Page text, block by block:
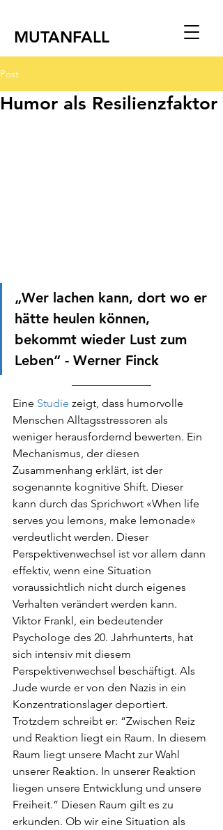
MUTANFALL
Post
Humor als Resilienzfaktor
„Wer lachen kann, dort wo er
hätte heulen können,
bekommt wieder Lust zum
Leben“ - Werner Finck
Eine Studie zeigt, dass humorvolle
Menschen Alltagsstressoren als
weniger herausfordernd bewerten. Ein
Mechanismus, der diesen
Zusammenhang erklärt, ist der
sogenannte kognitive Shift. Dieser
kann durch das Sprichwort «When life
serves you lemons, make lemonade»
verdeutlicht werden. Dieser
Perspektivenwechsel ist vor allem dann
effektiv, wenn eine Situation
voraussichtlich nicht durch eigenes
Verhalten verändert werden kann.
Viktor Frankl, ein bedeutender
Psychologe des 20. Jahrhunterts, hat
sich intensiv mit diesem
Perspektivenwechsel beschäftigt. Als
Jude wurde er von den Nazis in ein
Konzentrationslager deportiert.
Trotzdem schreibt er: “Zwischen Reiz
und Reaktion liegt ein Raum. In diesem
Raum liegt unsere Macht zur Wahl
unserer Reaktion. In unserer Reaktion
liegen unsere Entwicklung und unsere
Freiheit.” Diesen Raum gilt es zu
erkunden. Ob wir eine Situation als